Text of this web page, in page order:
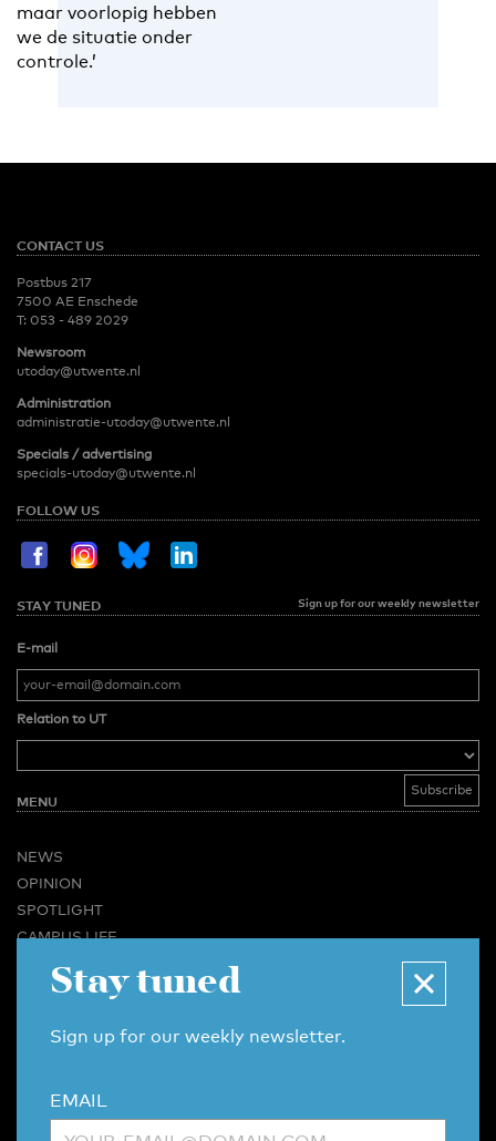
maar voorlopig hebben
we de situatie onder
controle.’
CONTACT US
Postbus 217
7500 AE Enschede
T: 053 - 489 2029
Newsroom
utoday@utwente.nl
Administration
administratie-utoday@utwente.nl
Specials / advertising
specials-utoday@utwente.nl
FOLLOW US
STAY TUNED Sign up for our weekly newsletter
E-mail
Relation to UT
MENU
NEWS
OPINION
SPOTLIGHT
CAMPUS LIFE
VIDEO
BUSINESS & CAREER
CONTACT
ARCHIVE
Stay tuned
Sign up for our weekly newsletter.
EMAIL